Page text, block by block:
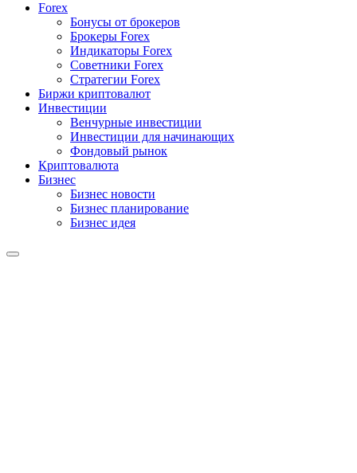
Forex
Бонусы от брокеров
Брокеры Forex
Индикаторы Forex
Советники Forex
Стратегии Forex
Биржи криптовалют
Инвестиции
Венчурные инвестиции
Инвестиции для начинающих
Фондовый рынок
Криптовалюта
Бизнес
Бизнес новости
Бизнес планирование
Бизнес идея